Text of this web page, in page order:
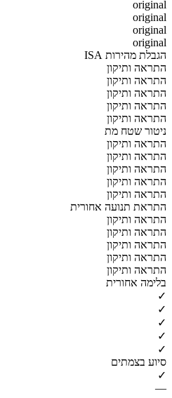
original
original
original
original
הגבלת מהירות ISA
התראה ותיקון
התראה ותיקון
התראה ותיקון
התראה ותיקון
התראה ותיקון
ניטור שטח מת
התראה ותיקון
התראה ותיקון
התראה ותיקון
התראה ותיקון
התראה ותיקון
התראת תנועה אחורית
התראה ותיקון
התראה ותיקון
התראה ותיקון
התראה ותיקון
התראה ותיקון
בלימה אחורית
✓
✓
✓
✓
✓
סיוע בצמתים
✓
—